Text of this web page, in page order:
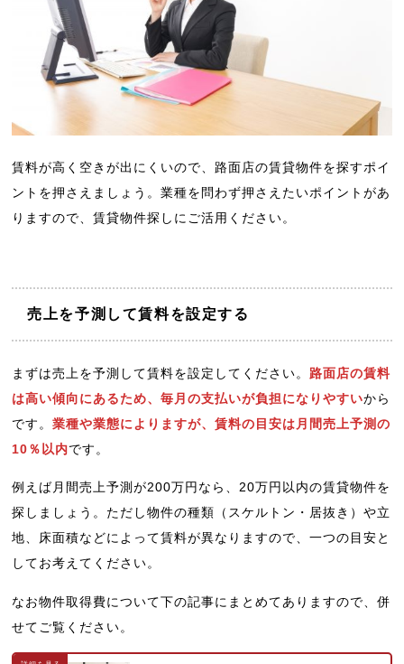
賃料が高く空きが出にくいので、路面店の賃貸物件を探すポイ
ントを押さえましょう。業種を問わず押さえたいポイントがあ
りますので、賃貸物件探しにご活用ください。
売上を予測して賃料を設定する
まずは売上を予測して賃料を設定してください。 路面店の賃料
は高い傾向にあるため、毎月の支払いが負担になりやすいから
です。業種や業態によりますが、賃料の目安は月間売上予測の
10％以内です。
例えば月間売上予測が200万円なら、20万円以内の賃貸物件を
探しましょう。ただし物件の種類（スケルトン・居抜き）や立
地、床面積などによって賃料が異なりますので、一つの目安と
してお考えてください。
なお物件取得費について下の記事にまとめてありますので、併
せてご覧ください。